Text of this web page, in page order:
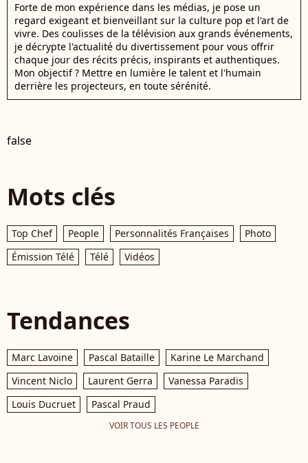
Forte de mon expérience dans les médias, je pose un
regard exigeant et bienveillant sur la culture pop et l'art de
vivre. Des coulisses de la télévision aux grands événements,
je décrypte l'actualité du divertissement pour vous offrir
chaque jour des récits précis, inspirants et authentiques.
Mon objectif ? Mettre en lumière le talent et l'humain
derrière les projecteurs, en toute sérénité.
false
Mots clés
Top Chef People Personnalités Françaises
Photo
Émission Télé
Télé Vidéos
Tendances
Marc Lavoine Pascal Bataille
Karine Le Marchand
Vincent Niclo
Laurent Gerra
Vanessa Paradis
Louis Ducruet
Pascal Praud
VOIR TOUS LES PEOPLE